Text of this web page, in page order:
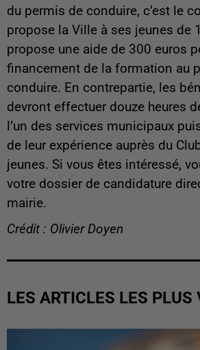
du permis de conduire, c’est le
propose la Ville à ses jeunes de
propose une aide de 300 euros
financement de la formation au
conduire. En contrepartie, les
devront effectuer douze heures
l’un des services municipaux
de leur expérience auprès du
jeunes. Si vous êtes intéressé,
votre dossier de candidature
mairie.
Crédit : Olivier Doyen
LES ARTICLES LES PLUS